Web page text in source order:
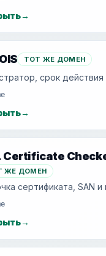
→
ТОТ ЖЕ ДОМЕН
срок
→
Certificate
ЖЕ ДОМЕН
сертификата, SAN и
→